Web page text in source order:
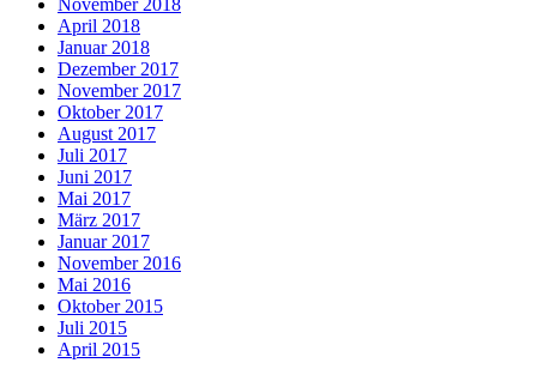
November 2018
April 2018
Januar 2018
Dezember 2017
November 2017
Oktober 2017
August 2017
Juli 2017
Juni 2017
Mai 2017
März 2017
Januar 2017
November 2016
Mai 2016
Oktober 2015
Juli 2015
April 2015